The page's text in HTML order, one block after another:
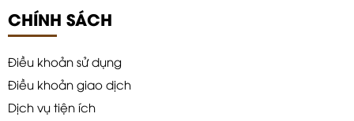
CHÍNH SÁCH
Điều khoản sử dụng
Điều khoản giao dịch
Dịch vụ tiện ích